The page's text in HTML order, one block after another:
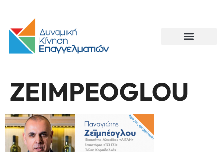
ZEIMPEOGLOU